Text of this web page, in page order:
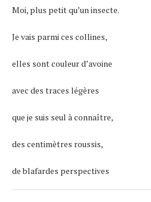
Moi, plus petit qu’un insecte.
Je vais parmi ces collines,
elles sont couleur d’avoine
avec des traces légères
que je suis seul à connaître,
des centimètres roussis,
de blafardes perspectives